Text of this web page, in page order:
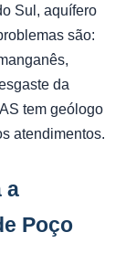
Sul, aquífero
são:
da
tem geólogo
atendimentos.
a
Poço